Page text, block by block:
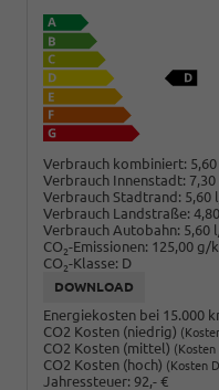
Verbrauch kombiniert:
Verbrauch Innenstadt:
Verbrauch Stadtrand: 5,60
Verbrauch Landstraße:
Verbrauch Autobahn: 5,60
CO2-Emissionen: 125,00 g/
CO2-Klasse: D
DOWNLOAD
Energiekosten bei 15.000
CO2 Kosten (niedrig)
CO2 Kosten (mittel)
CO2 Kosten (hoch) (Kosten
Jahressteuer: 92,- €